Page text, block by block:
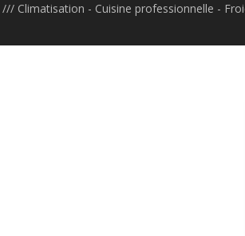
Climatisation - Cuisine professionnelle -